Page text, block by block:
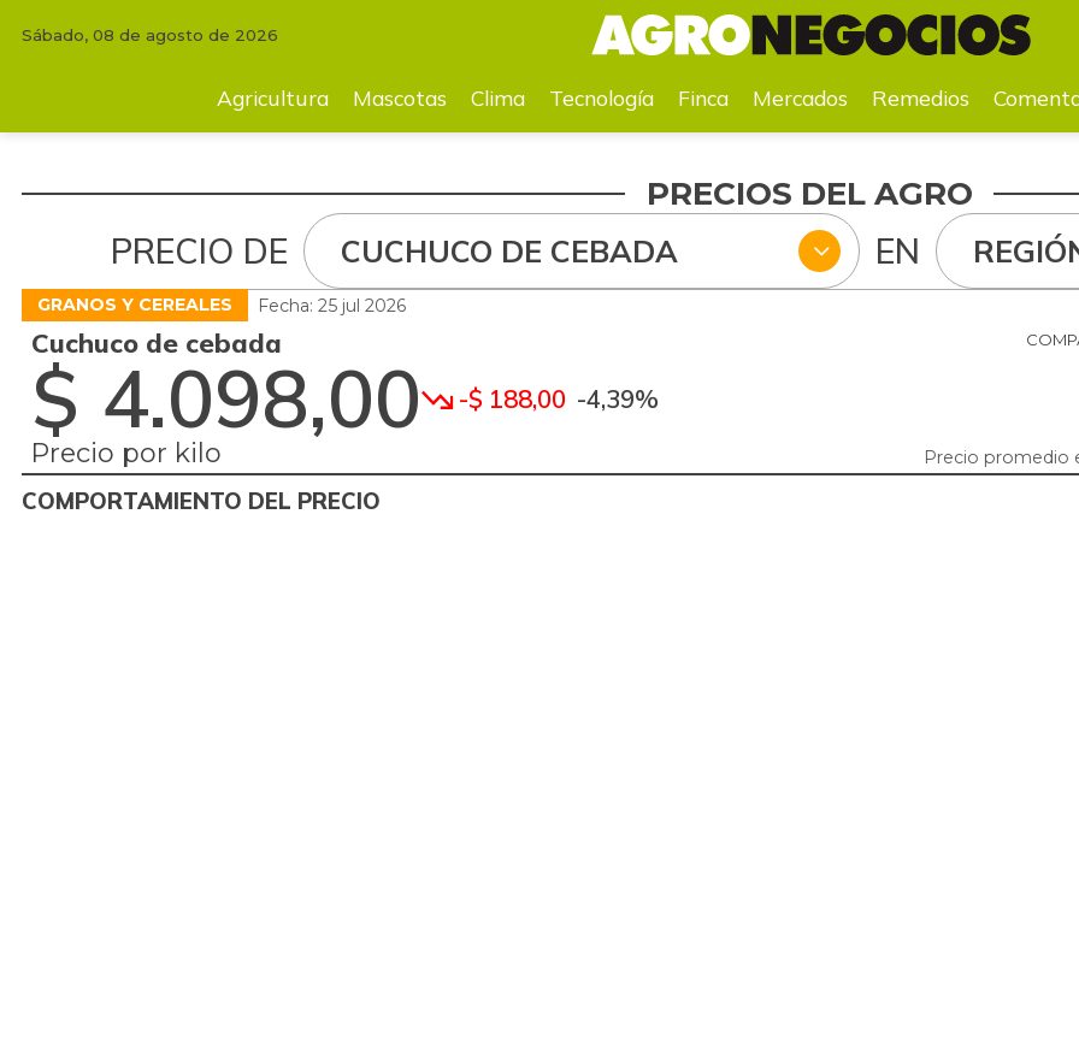
Mascotas Clima Tecnología Mercados Remedios Comentarios Agenda
Sábado, 08 de agosto de 2026
Agricultura Mascotas Clima Tecnología Finca Mercados Remedios
PRECIOS DEL AGRO
PRECIO DE CUCHUCO DE CEBADA EN
GRANOS Y CEREALES Fecha: 25 jul 2026
Cuchuco de cebada
$ 4.098,00 -$ 188,00 -4,39%
Precio por kilo
Precio promedio
COMPORTAMIENTO DEL PRECIO